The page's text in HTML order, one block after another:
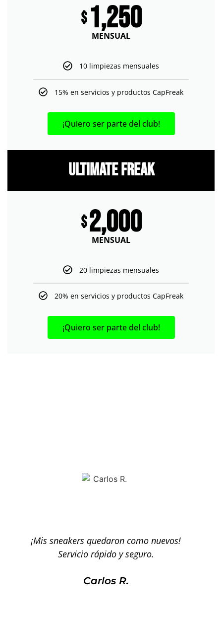
$1,250
MENSUAL
10 limpiezas mensuales
15% en servicios y productos CapFreak
¡Quiero ser parte del club!
Ultimate Freak
$2,000
MENSUAL
20 limpiezas mensuales
20% en servicios y productos CapFreak
¡Quiero ser parte del club!
¡Mis sneakers quedaron como nuevos!
Servicio rápido y seguro.
Carlos R.